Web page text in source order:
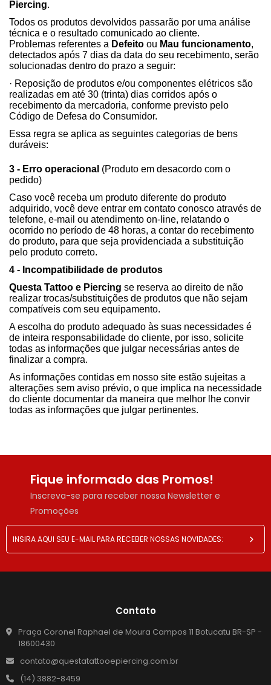
Piercing.
Todos os produtos devolvidos passarão por uma análise
técnica e o resultado comunicado ao cliente.
Problemas referentes a Defeito ou Mau funcionamento,
detectados após 7 dias da data do seu recebimento, serão
solucionadas dentro do prazo a seguir:
· Reposição de produtos e/ou componentes elétricos são
realizadas em até 30 (trinta) dias corridos após o
recebimento da mercadoria, conforme previsto pelo
Código de Defesa do Consumidor.
Essa regra se aplica as seguintes categorias de bens
duráveis:
3 - Erro operacional (Produto em desacordo com o
pedido)
Caso você receba um produto diferente do produto
adquirido, você deve entrar em contato conosco através de
telefone, e-mail ou atendimento on-line, relatando o
ocorrido no período de 48 horas, a contar do recebimento
do produto, para que seja providenciada a substituição
pelo produto correto.
4 - Incompatibilidade de produtos
Questa Tattoo e Piercing se reserva ao direito de não
realizar trocas/substituições de produtos que não sejam
compatíveis com seu equipamento.
A escolha do produto adequado às suas necessidades é
de inteira responsabilidade do cliente, por isso, solicite
todas as informações que julgar necessárias antes de
finalizar a compra.
As informações contidas em nosso site estão sujeitas a
alterações sem aviso prévio, o que implica na necessidade
do cliente documentar da maneira que melhor lhe convir
todas as informações que julgar pertinentes.
Fique informado das Promos!
Inscreva-se para receber nossa Newsletter e
Promoções
Contato
Praça Coronel Raphael de Moura Campos 11 Botucatu BR-SP -
18600430
contato@questatattooepiercing.com.br
(14) 3882-8459